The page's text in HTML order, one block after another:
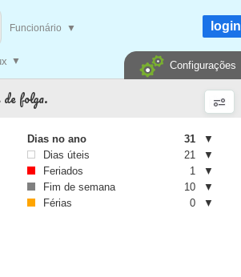
▼
Funcionário ▼ login
Configurações
de folga.
Dias no ano 31
▼
Dias úteis
21
▼
Feriados
1
▼
Fim de semana
10
▼
Férias
0 ▼